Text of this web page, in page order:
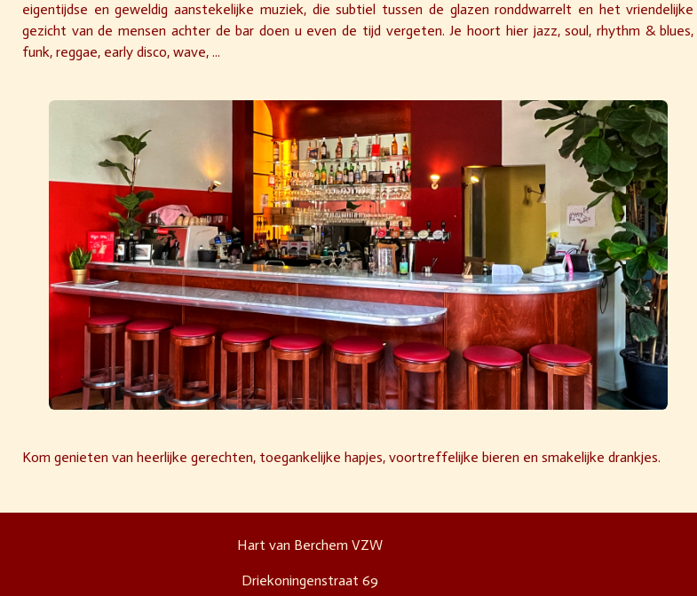
eigentijdse en geweldig aanstekelijke muziek, die subtiel tussen de glazen ronddwarrelt en het vriendelijke
gezicht van de mensen achter de bar doen u even de tijd vergeten. Je hoort hier jazz, soul, rhythm & blues,
funk, reggae, early disco, wave, ...
Kom genieten van heerlijke gerechten, toegankelijke hapjes, voortreffelijke bieren en smakelijke drankjes.
Hart van Berchem VZW
Driekoningenstraat 69